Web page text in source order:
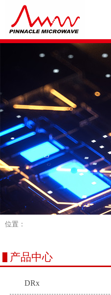
位置：
产品中心
DRx